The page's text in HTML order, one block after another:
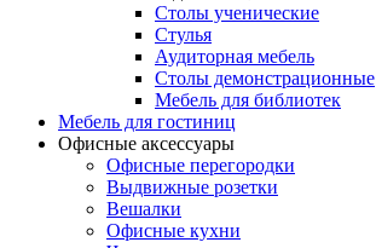
Столы ученические
Стулья
Аудиторная мебель
Столы демонстрационные
Мебель для библиотек
Мебель для гостиниц
Офисные аксессуары
Офисные перегородки
Выдвижные розетки
Вешалки
Офисные кухни